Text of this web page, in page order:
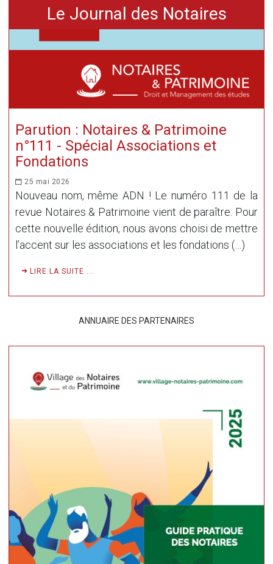
Le Journal des Notaires
Parution : Notaires & Patrimoine
n°111 - Spécial Associations et
Fondations
25 mai 2026
Nouveau nom, même ADN ! Le numéro 111 de la
revue Notaires & Patrimoine vient de paraître. Pour
cette nouvelle édition, nous avons choisi de mettre
l’accent sur les associations et les fondations (…)
LIRE LA SUITE ...
ANNUAIRE DES PARTENAIRES